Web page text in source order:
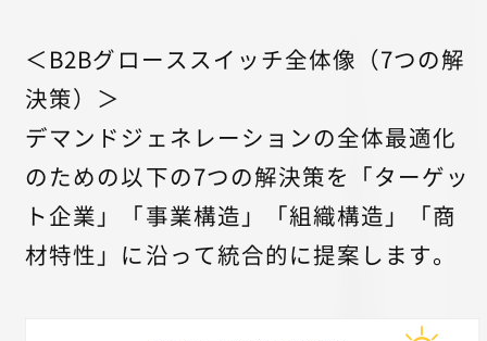
＜B2Bグローススイッチ全体像（7つの解
決策）＞
デマンドジェネレーションの全体最適化
のための以下の7つの解決策を「ターゲッ
ト企業」「事業構造」「組織構造」「商
材特性」に沿って統合的に提案します。